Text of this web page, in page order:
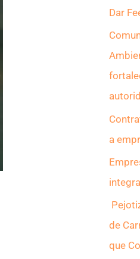
a
r
p
o
r
:
Dar
a
de
que